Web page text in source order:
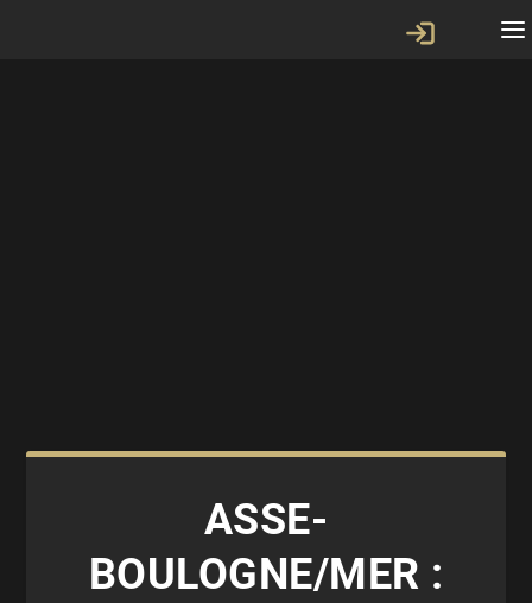
ASSE-
BOULOGNE/MER :